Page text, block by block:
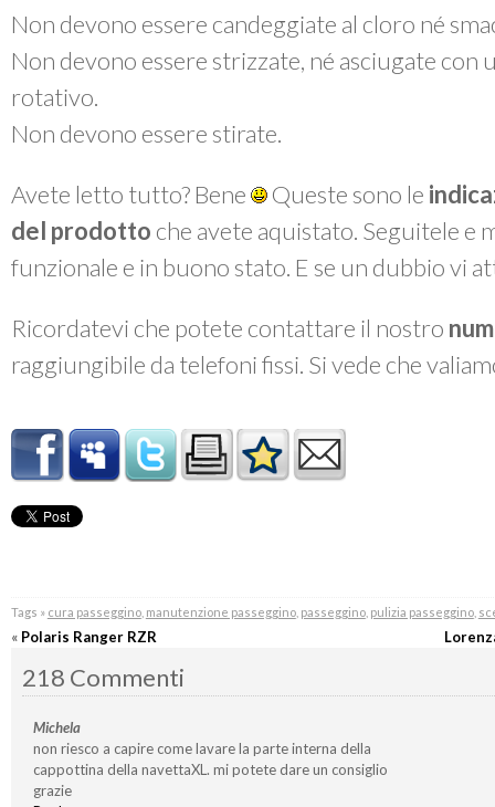
Non devono essere candeggiate al cloro né
Non devono essere strizzate, né asciugate con
rotativo.
Non devono essere stirate.
Avete letto tutto? Bene Queste sono le
del prodotto che avete aquistato. Seguitele
funzionale e in buono stato. E se un dubbio vi
Ricordatevi che potete contattare il nostro
raggiungibile da telefoni fissi. Si vede che
Tags » cura passeggino, manutenzione passeggino, passeggino, pulizia passeggino,
« Polaris Ranger RZR
218 Commenti
Michela
non riesco a capire come lavare la parte interna della
cappottina della navettaXL. mi potete dare un consiglio
grazie